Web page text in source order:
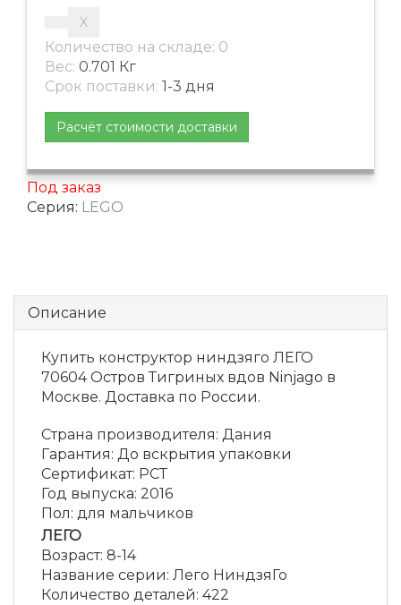
Количество на складе: 0
Вес: 0.701 Кг
Срок поставки: 1-3 дня
Расчёт стоимости доставки
Под заказ
Серия: LEGO
Описание
Купить конструктор ниндзяго ЛЕГО
70604 Остров Тигриных вдов Ninjago в
Москве. Доставка по России.
Страна производителя: Дания
Гарантия: До вскрытия упаковки
Сертификат: РСТ
Год выпуска: 2016
Пол: для мальчиков
ЛЕГО
Возраст: 8-14
Название серии: Лего НиндзяГо
Количество деталей: 422